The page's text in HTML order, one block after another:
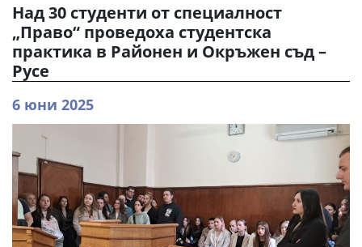
Над 30 студенти от специалност
„Право“ проведоха студентска
практика в Районен и Окръжен съд –
Русе
6 юни 2025